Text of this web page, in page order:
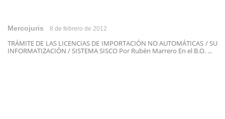
Mercojuris 8 de febrero de 2012
TRÁMITE DE LAS LICENCIAS DE IMPORTACIÓN NO AUTOMÁTICAS / SU
INFORMATIZACIÓN / SISTEMA SISCO Por Rubén Marrero En el B.O. ...